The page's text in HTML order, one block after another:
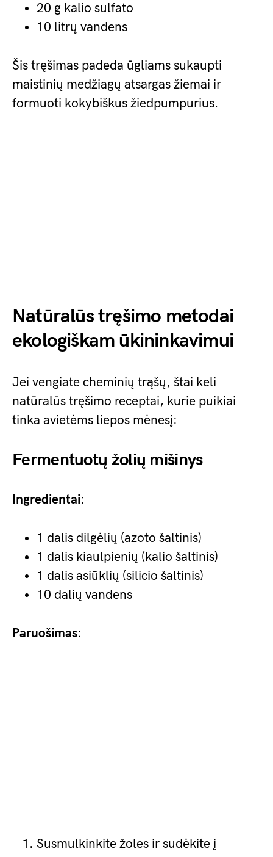
20 g kalio sulfato
10 litrų vandens
Šis tręšimas padeda ūgliams sukaupti
maistinių medžiagų atsargas žiemai ir
formuoti kokybiškus žiedpumpurius.
Natūralūs tręšimo metodai
ekologiškam ūkininkavimui
Jei vengiate cheminių trąšų, štai keli
natūralūs tręšimo receptai, kurie puikiai
tinka avietėms liepos mėnesį:
Fermentuotų žolių mišinys
Ingredientai:
1 dalis dilgėlių (azoto šaltinis)
1 dalis kiaulpienių (kalio šaltinis)
1 dalis asiūklių (silicio šaltinis)
10 dalių vandens
Paruošimas:
Susmulkinkite žoles ir sudėkite į